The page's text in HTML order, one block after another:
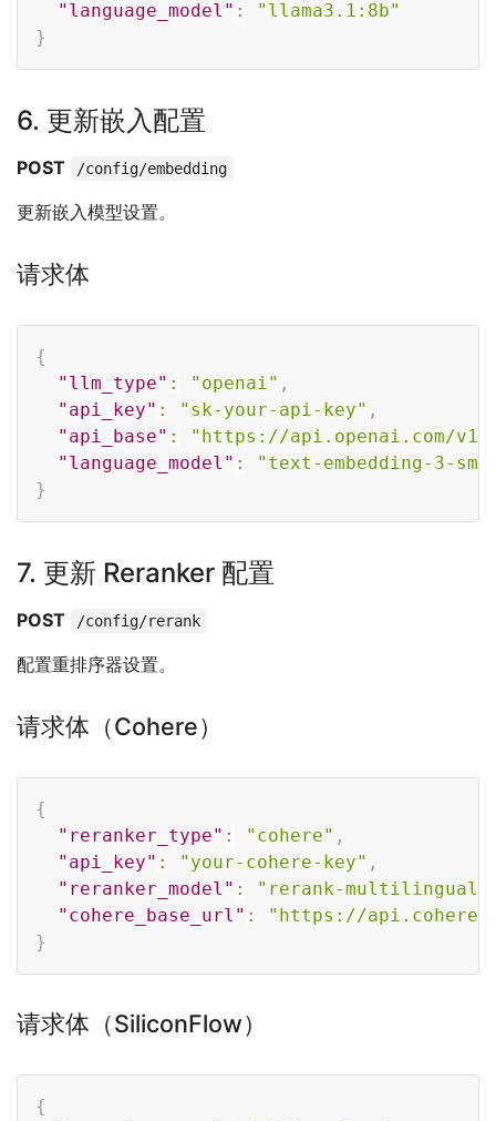
"language_model" :
"llama3.1:8b"
}
6. 更新嵌入配置
POST /config/embedding
更新嵌入模型设置。
请求体
{
"llm_type" : "openai" ,
"api_key" : "sk-your-api-key" ,
"api_base" : "https://api.openai.com/v1"
"language_model" :
"text-embedding-3-
}
7. 更新 Reranker 配置
POST /config/rerank
配置重排序器设置。
请求体（Cohere）
{
"reranker_type" : "cohere" ,
"api_key" : "your-cohere-key" ,
"reranker_model" :
"rerank-multilingual-
"cohere_base_url" :
"https://
}
请求体（SiliconFlow）
{